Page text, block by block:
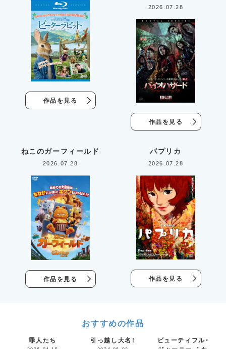
作品を見る
2026.07.28
作品を見る
ねこのガーフィールド
2026.07.28
作品を見る
パプリカ
2026.07.28
作品を見る
おすすめの作品
罪人たち 引っ越し大名！
ビューティフル・